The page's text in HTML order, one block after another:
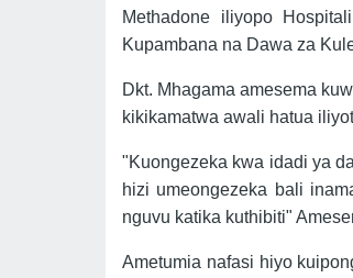
Methadone iliyopo
Kupambana na Dawa za
Dkt. Mhagama amesema
kikikamatwa awali hatua
"Kuongezeka kwa idadi ya
hizi umeongezeka bali
nguvu katika kuthibiti"
Ametumia nafasi hiyo